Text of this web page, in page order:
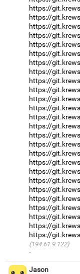
https://
https://
https://
https://
https://
https://
https://
https://
https://
https://
https://
https://
https://
https://
https://
https://
https://
https://
https://
https://
https://
https://
https://
https://
https://
https://
(194.61.9.122)
·
Jason